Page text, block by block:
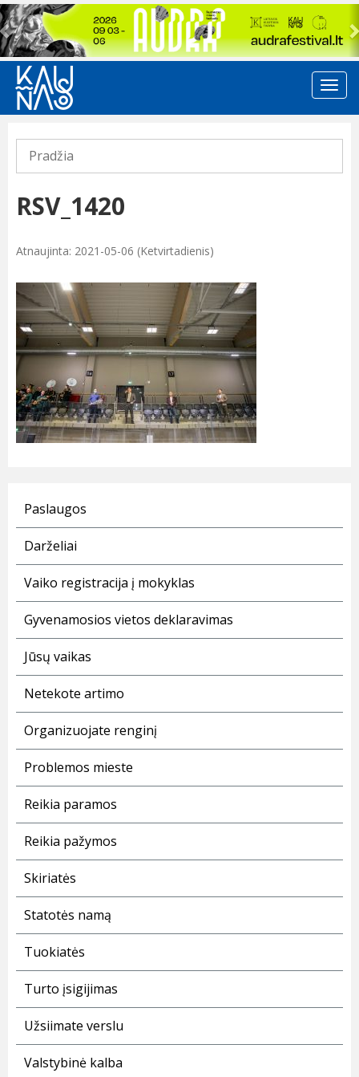
Previous
Pradžia
RSV_1420
Atnaujinta: 2021-05-06 (Ketvirtadienis)
Paslaugos
Darželiai
Vaiko registracija į mokyklas
Gyvenamosios vietos deklaravimas
Jūsų vaikas
Netekote artimo
Organizuojate renginį
Problemos mieste
Reikia paramos
Reikia pažymos
Skiriatės
Statotės namą
Tuokiatės
Turto įsigijimas
Užsiimate verslu
Valstybinė kalba